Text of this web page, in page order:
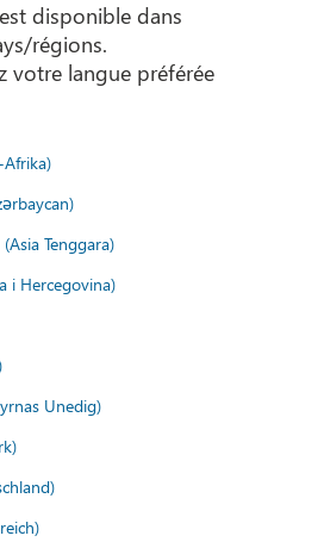
disponible dans
régions.
votre langue préférée
Afrika)
Tenggara)
i Hercegovina)
Unedig)